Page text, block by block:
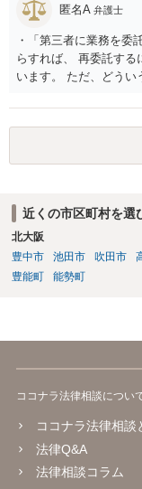
匿名A 弁護士
・「第三者に業務を委
らすれば、 再委託す
います。 ただ、どうい
く目にします。 あえて
と、守秘条項との関係
条件（代金）の下方修
す。
近くの市区町村を選
北大阪
豊中市
池田市 吹田市
豊能町
能勢町
ココナラ法律相談につい
ココナラ法律相談
法律Q&A
法律相談コラム